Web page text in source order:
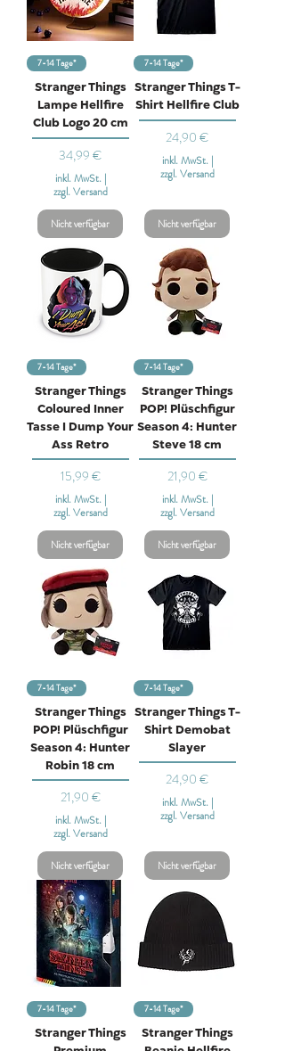
7-14 Tage*
Stranger Things
Lampe Hellfire
Club Logo 20 cm
Preis
34,99 €
inkl. MwSt.|
zzgl. Versand
Nicht verfügbar
7-14 Tage*
Stranger Things T-
Shirt Hellfire Club
Preis
24,90 €
inkl. MwSt.|
zzgl. Versand
Nicht verfügbar
7-14 Tage*
Stranger Things
Coloured Inner
Tasse I Dump Your
Ass Retro
Preis
15,99 €
inkl. MwSt.|
zzgl. Versand
Nicht verfügbar
7-14 Tage*
Stranger Things
POP! Plüschfigur
Season 4: Hunter
Steve 18 cm
Preis
21,90 €
inkl. MwSt.|
zzgl. Versand
Nicht verfügbar
7-14 Tage*
Stranger Things
POP! Plüschfigur
Season 4: Hunter
Robin 18 cm
Preis
21,90 €
inkl. MwSt.|
zzgl. Versand
Nicht verfügbar
7-14 Tage*
Stranger Things T-
Shirt Demobat
Slayer
Preis
24,90 €
inkl. MwSt.|
zzgl. Versand
Nicht verfügbar
7-14 Tage*
Stranger Things
7-14 Tage*
Stranger Things